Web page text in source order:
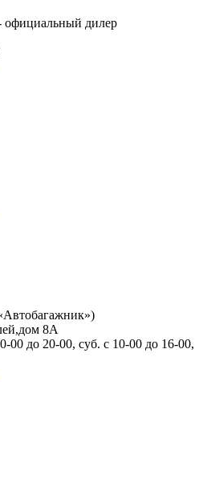
дилер
8А
до 20-00, суб. с 10-00 до 16-00,